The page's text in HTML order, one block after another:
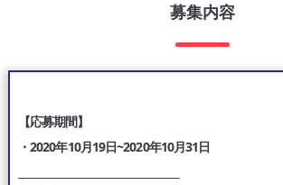
募集内容
【応募期間】
・2020年10月19日~2020年10月31日